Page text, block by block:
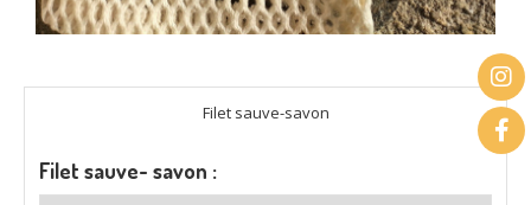
Filet sauve-savon
Filet sauve- savon :